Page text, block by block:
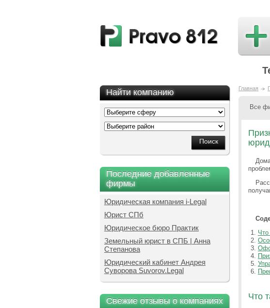
Найти компанию
Последние добавленные
фирмы
Юридическая компания i-Legal
Юрист СПб
Юридическое бюро Практик
Земельный юрист в СПБ | Анна
Степанова
Юридический кабинет Андрея
Суворова Suvorov.Legal
Свежие отзывы о компаниях
Главная
Все
Что
Что